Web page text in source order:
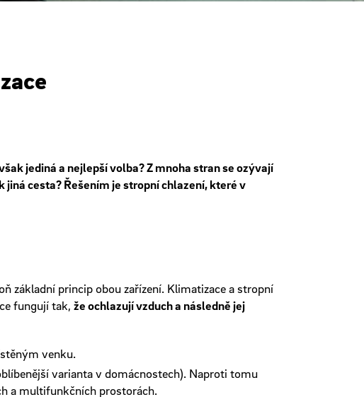
jediná a nejlepší volba? Z mnoha stran se ozývají
cesta? Řešením je stropní chlazení, které v
základní princip obou zařízení. Klimatizace a stropní
fungují tak, že ochlazují vzduch a následně jej
venku.
varianta v domácnostech). Naproti tomu
a multifunkčních prostorách.